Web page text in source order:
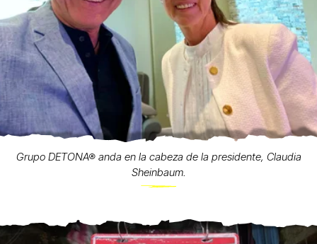
Grupo DETONA® anda en la cabeza de la presidente, Claudia
Sheinbaum.